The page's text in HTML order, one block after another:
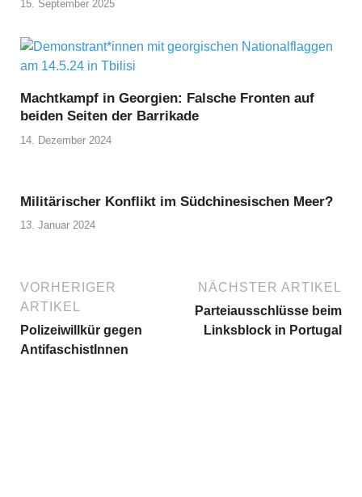
15. September 2025
Machtkampf in Georgien: Falsche Fronten auf
beiden Seiten der Barrikade
14. Dezember 2024
Militärischer Konflikt im Südchinesischen Meer?
13. Januar 2024
VORHERIGER
ARTIKEL
Polizeiwillkür gegen
AntifaschistInnen
NÄCHSTER ARTIKEL
Parteiausschlüsse beim
Linksblock in Portugal